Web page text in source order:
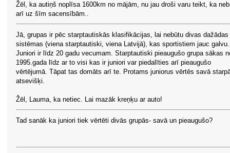
Žēl, ka autiņš noplīsa 1600km no mājām, nu jau droši varu teikt, ka
arī uz šīm sacensībām..
Jā, grupas ir pēc starptautiskās klasifikācijas, lai nebūtu divas dažādas
sistēmas (viena starptautiski, viena Latvijā), kas sportistiem jauc galvu.
Juniori ir līdz 20 gadu vecumam. Starptautiski pieaugušo grupa sākas
1995.gada līdz ar to visi kas ir juniori var piedalīties arī pieaugušo
vērtējumā. Tāpat tas domāts arī te. Protams juniorus vērtēs savā
atsevišķi.
Žēl, Lauma, ka netiec. Lai mazāk kreņķu ar auto!
Tad sanāk ka juniori tiek vērtēti divās grupās- savā un pieaugušo?